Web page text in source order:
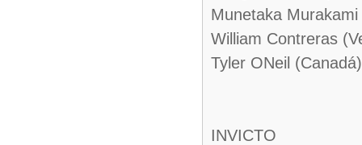
Munetaka
William Contreras
Tyler ONeil (Canadá)
INVICTO